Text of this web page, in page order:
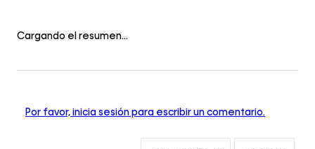
Cargando el resumen…
Por favor, inicia sesión para escribir un comentario.